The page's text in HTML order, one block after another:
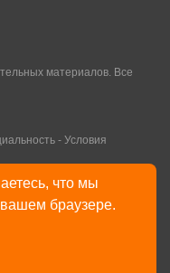
что мы
браузере.
материалов. Все
- Условия
описания и технические
время без уведомления
и упаковки может